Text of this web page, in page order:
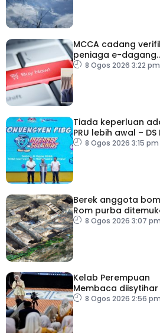
MCCA cadang
peniaga e-dagang
tangani lambakan
8 Ogos 2026 3:22 pm
Tiada keperluan
PRU lebih awal – DS
8 Ogos 2026 3:15 pm
Berek anggota
Rom purba
berhampiran
8 Ogos 2026 3:07 pm
Kelab Perempuan
Membaca
membaca terbesar
8 Ogos 2026 2:56 pm